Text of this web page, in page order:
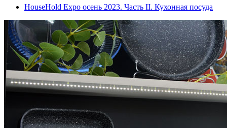
HouseHold Expo осень 2023. Часть II. Кухонная посуда